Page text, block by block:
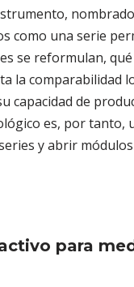
como una serie
se reformulan,
la comparabilidad
capacidad de
es, por tanto,
y abrir
para